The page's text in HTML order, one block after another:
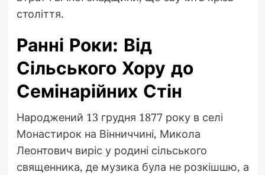
століття.
Ранні Роки: Від
Сільського Хору до
Семінарійних Стін
Народжений 13 грудня 1877 року в селі
Монастирок на Вінниччині, Микола
Леонтович виріс у родині сільського
священника, де музика була не розкішшю, а